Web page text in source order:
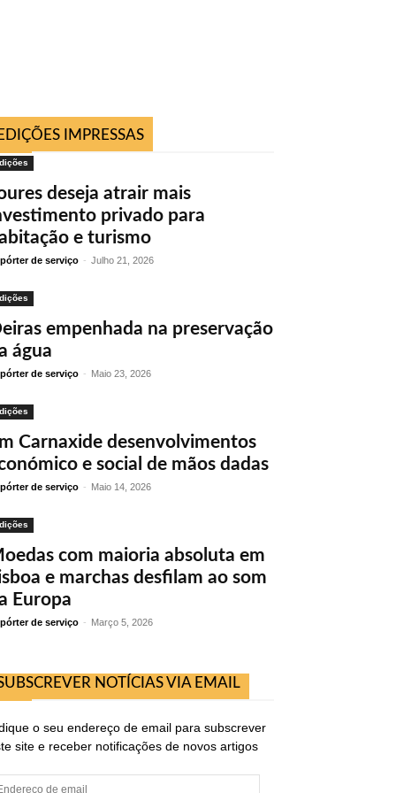
EDIÇÕES IMPRESSAS
deseja atrair mais
privado para
e turismo
de serviço - Julho 21, 2026
empenhada na preservação
água
de serviço - Maio 23, 2026
Carnaxide desenvolvimentos
e social de mãos dadas
de serviço - Maio 14, 2026
com maioria absoluta em
e marchas desfilam ao som
Europa
de serviço - Março 5, 2026
NOTÍCIAS VIA EMAIL
o seu endereço de email para subscrever
site e receber notificações de novos artigos